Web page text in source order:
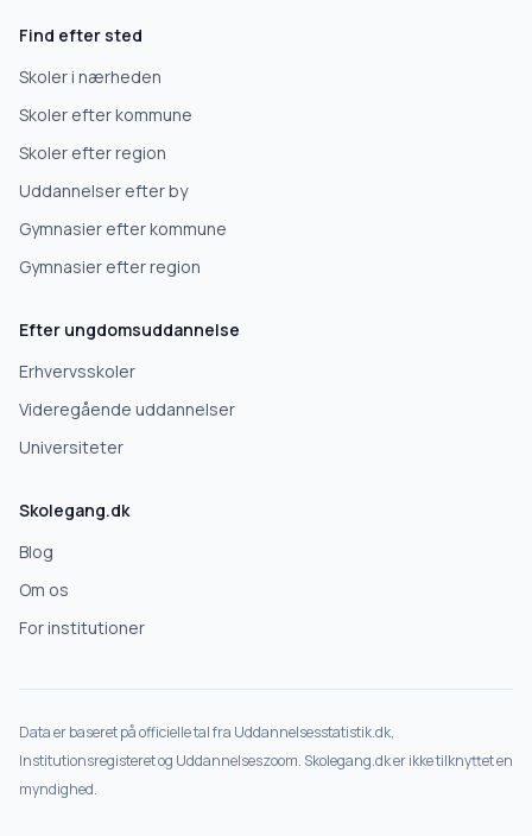
Erhvervsuddannelse
Højskole
Videregående uddannelse
Deles kun med gymnasier, der matcher det, du søger.
Find efter sted
Skoler i nærheden
Skoler efter kommune
Skoler efter region
Uddannelser efter by
Gymnasier efter kommune
Gymnasier efter region
Efter ungdomsuddannelse
Erhvervsskoler
Videregående uddannelser
Universiteter
Skolegang.dk
Blog
Om os
For institutioner
Data er baseret på officielle tal fra Uddannelsesstatistik.dk,
Institutionsregisteret og Uddannelseszoom. Skolegang.dk er ikke tilknyttet en
myndighed.